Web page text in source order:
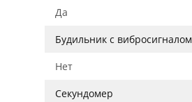
Да
Будильник с вибросигналом
Нет
Секундомер